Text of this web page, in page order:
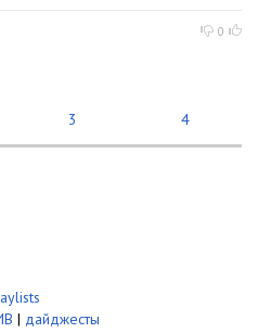
0
3 4
| дайджесты